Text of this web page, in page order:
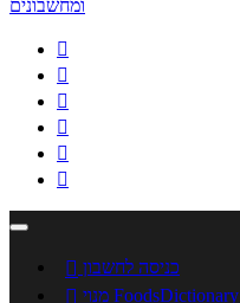






 כניסה לחשבון

מנוי FoodsDictionary